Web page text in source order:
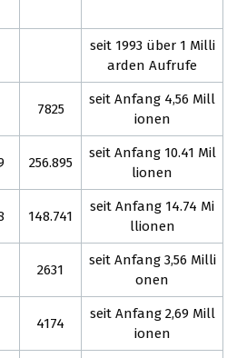
seit 1993 über 1 Milli
arden Aufrufe
7825
seit Anfang 4,56 Mill
ionen
256.895
seit Anfang 10.41 Mil
lionen
148.741
seit Anfang 14.74 Mi
llionen
2631
seit Anfang 3,56 Milli
onen
4174
seit Anfang 2,69 Mill
ionen